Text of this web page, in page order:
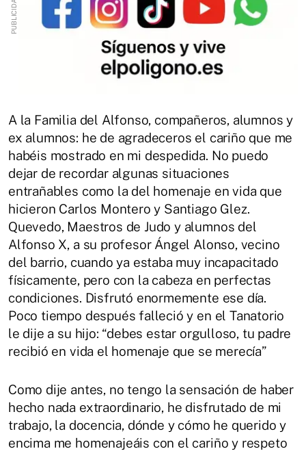
A la Familia del Alfonso, compañeros, alumnos y
ex alumnos: he de agradeceros el cariño que me
habéis mostrado en mi despedida. No puedo
dejar de recordar algunas situaciones
entrañables como la del homenaje en vida que
hicieron Carlos Montero y Santiago Glez.
Quevedo, Maestros de Judo y alumnos del
Alfonso X, a su profesor Ángel Alonso, vecino
del barrio, cuando ya estaba muy incapacitado
físicamente, pero con la cabeza en perfectas
condiciones. Disfrutó enormemente ese día.
Poco tiempo después falleció y en el Tanatorio
le dije a su hijo: “debes estar orgulloso, tu padre
recibió en vida el homenaje que se merecía”
Como dije antes, no tengo la sensación de haber
hecho nada extraordinario, he disfrutado de mi
trabajo, la docencia, dónde y cómo he querido y
encima me homenajeáis con el cariño y respeto